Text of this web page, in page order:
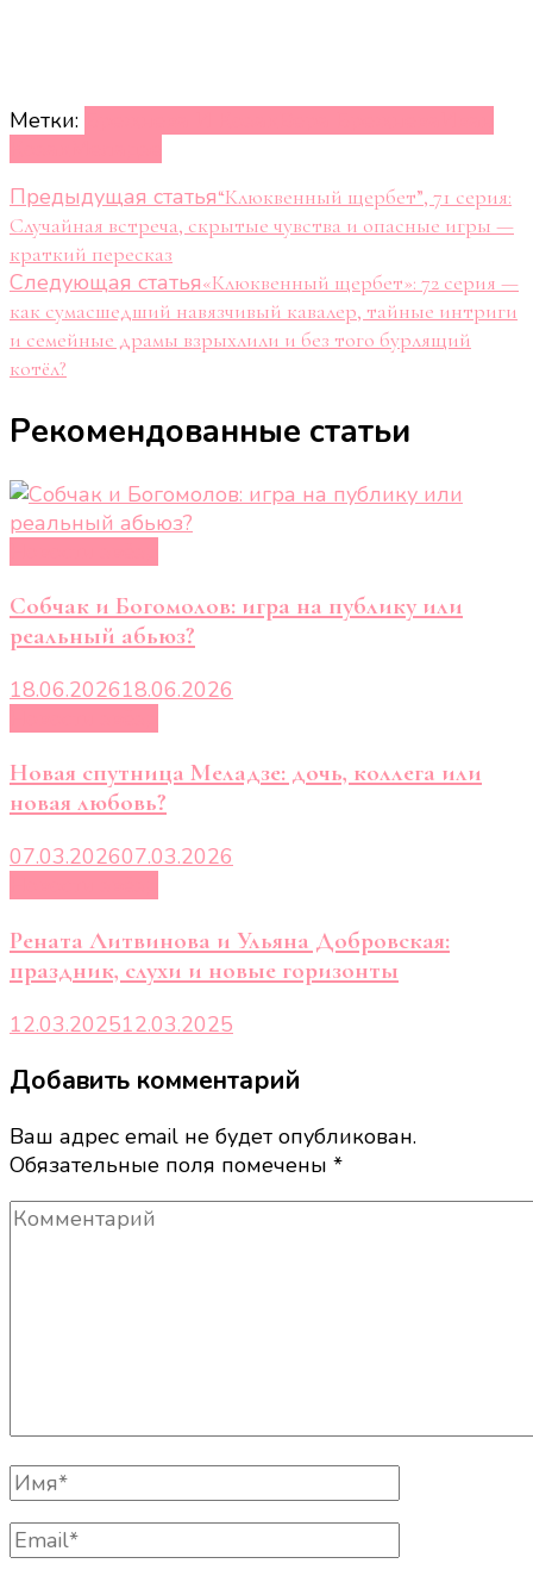
Метки:
Навигация
по
записям
Предыдущая статья“Клюквенный щербет”, 71 серия:
Случайная встреча, скрытые чувства и опасные игры —
краткий пересказ
Следующая статья«Клюквенный щербет»: 72 серия —
как сумасшедший навязчивый кавалер, тайные интриги
и семейные драмы взрыхлили и без того бурлящий
котёл?
Рекомендованные статьи
Собчак и Богомолов: игра на публику или
реальный абьюз?
18.06.202618.06.2026
Новая спутница Меладзе: дочь, коллега или
новая любовь?
07.03.202607.03.2026
Рената Литвинова и Ульяна Добровская:
праздник, слухи и новые горизонты
12.03.202512.03.2025
Добавить комментарий
Ваш адрес email не будет опубликован.
Обязательные поля помечены *
Комментарий
Полное
Имя
Email